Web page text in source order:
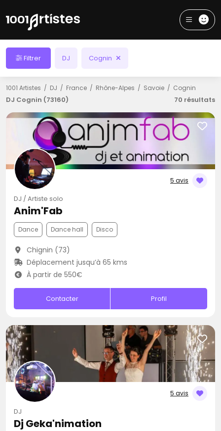
Filtrer DJ Cognin
1001 Artistes DJ France Rhône-Alpes Savoie Cognin
DJ Cognin (73160) 70 résultats
5 avis
DJ / Artiste solo
Anim'Fab
Dance Dance hall Disco
Chignin (73)
Déplacement jusqu’à 65 kms
À partir de 550€
Contacter Profil
5 avis
DJ
Dj Geka'nimation